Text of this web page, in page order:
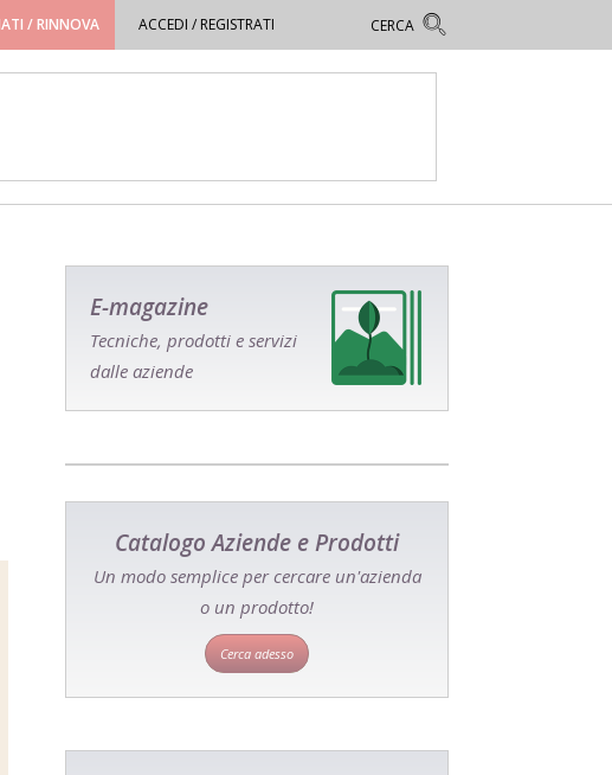
/ RINNOVA ACCEDI / REGISTRATI
E-magazine
Tecniche, prodotti e servizi
dalle aziende
Catalogo Aziende e Prodotti
Un modo semplice per cercare un'azienda
o un prodotto!
Cerca adesso